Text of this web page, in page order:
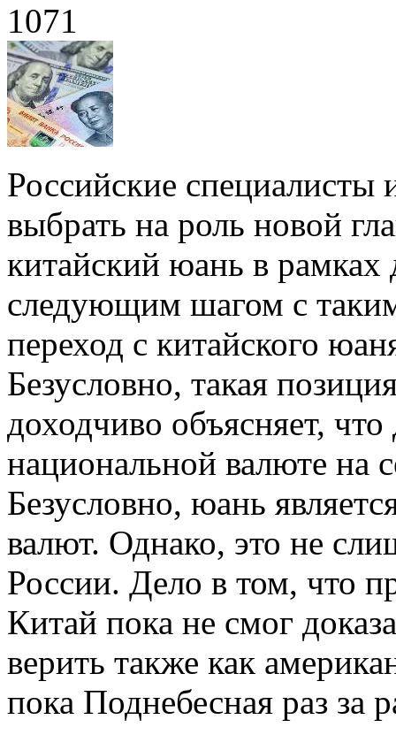
1071
Российские
выбрать на роль новой
китайский юань в
следующим шагом с
переход с китайского
Безусловно, такая
доходчиво объясняет,
национальной валюте на
Безусловно, юань
валют. Однако, это не
России. Дело в том, что
Китай пока не смог
верить также как
пока Поднебесная раз за